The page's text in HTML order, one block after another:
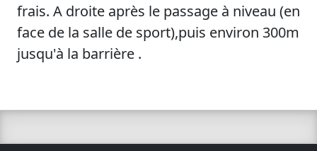
frais. A droite après le passage à niveau (en
face de la salle de sport),puis environ 300m
jusqu'à la barrière .